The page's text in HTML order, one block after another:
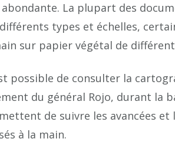
La plupart des
types et échelles,
sur papier végétal de
possible de consulter la
du général Rojo, durant la
de suivre les avancées
à la main.